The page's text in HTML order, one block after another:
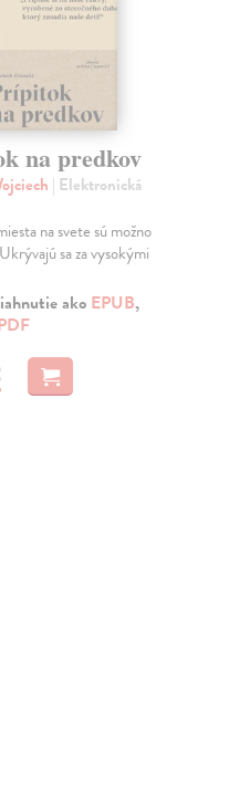
na predkov
| Elektronická
na svete sú možno
sa za vysokými
ako EPUB,